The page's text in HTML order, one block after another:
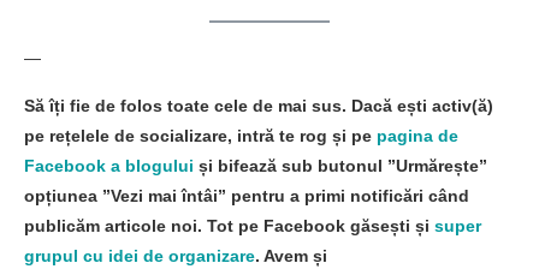
—
Să îți fie de folos toate cele de mai sus. Dacă ești activ(ă)
pe rețelele de socializare, intră te rog și pe pagina de
Facebook a blogului și bifează sub butonul ”Urmărește”
opțiunea ”Vezi mai întâi” pentru a primi notificări când
publicăm articole noi. Tot pe Facebook găsești și super
grupul cu idei de organizare. Avem și